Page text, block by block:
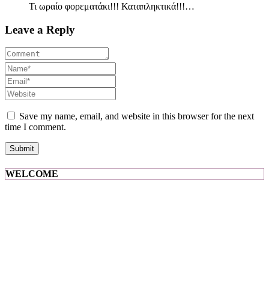
Τι ωραίο φορεματάκι!!! Καταπληκτικά!!!…
Leave a Reply
Save my name, email, and website in this browser for the next
time I comment.
WELCOME